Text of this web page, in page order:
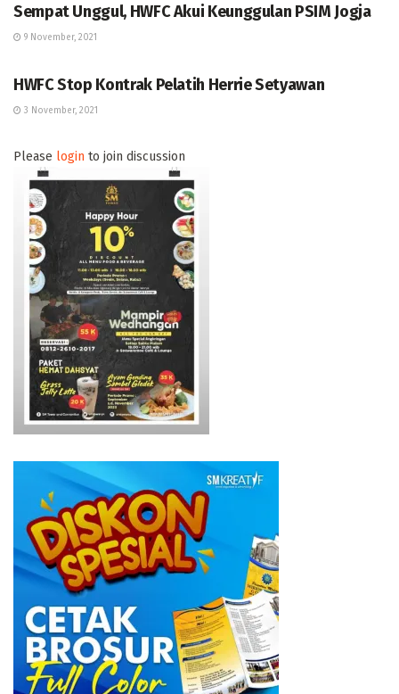
Sempat Unggul, HWFC Akui Keunggulan PSIM Jogja
9 November, 2021
HWFC Stop Kontrak Pelatih Herrie Setyawan
3 November, 2021
Please login to join discussion